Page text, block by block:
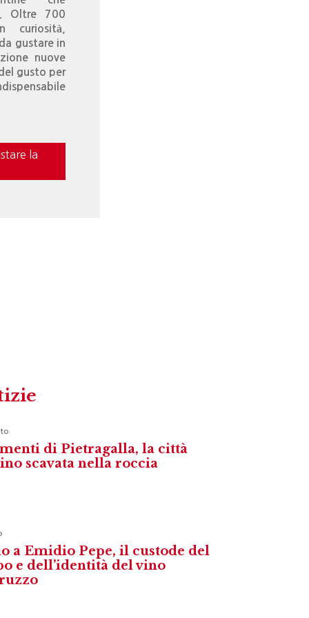
Oltre 700
curiosità,
gustare in
nuove
gusto per
la
di Pietragalla, la città
scavata nella roccia
a Emidio Pepe, il custode del
e dell’identità del vino